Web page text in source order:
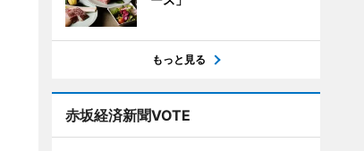
もっと見る
赤坂経済新聞VOTE